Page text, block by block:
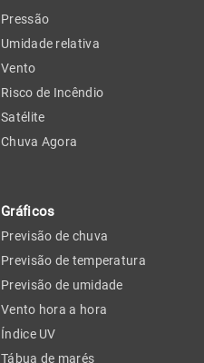
Pressão
Umidade relativa
Vento
Risco de Incêndio
Satélite
Chuva Agora
Gráficos
Previsão de chuva
Previsão de temperatura
Previsão de umidade
Vento hora a hora
Índice UV
Tábua de marés